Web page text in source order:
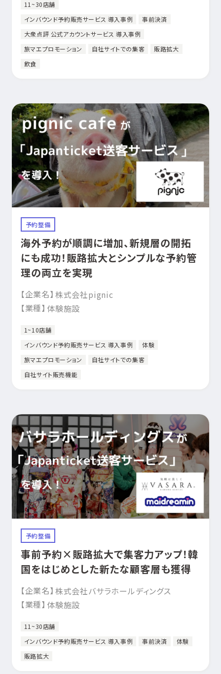
11~30店舗
インバウンド予約販売サービス 導入事例
事前決済
大衆点評 公式アカウントサービス 導入事例
旅マエプロモーション
自社サイトでの集客
販路拡大
飲食
予約整備
海外予約が順調に増加、新規層の開拓
にも成功！販路拡大とシンプルな予約管
理の両立を実現
【企業名】 株式会社pignic
【業種】 体験施設
1~10店舗
インバウンド予約販売サービス 導入事例
体験
旅マエプロモーション
自社サイトでの集客
自社サイト販売機能
予約整備
事前予約×販路拡大で集客力アップ！韓
国をはじめとした新たな顧客層も獲得
【企業名】 株式会社バサラホールディングス
【業種】 体験施設
11~30店舗
インバウンド予約販売サービス 導入事例
事前決済
体験
販路拡大